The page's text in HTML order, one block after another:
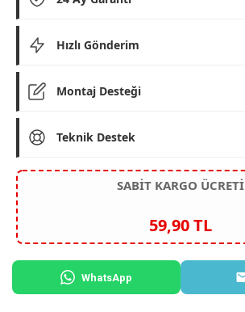
Hızlı Gönderim
Montaj Desteği
Teknik Destek
SABİT KARGO ÜCRETİ
59,90 TL
WhatsApp